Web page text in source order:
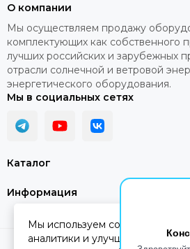
Каталог
Информация
О компании
Мы осуществляем продажу
комплектующих как собственного
лучших российских и зарубежных
отрасли солнечной и ветровой
энергетического оборудования.
Мы в социальных сетях
Мы используем cookie-файлы
аналитики и улучшения